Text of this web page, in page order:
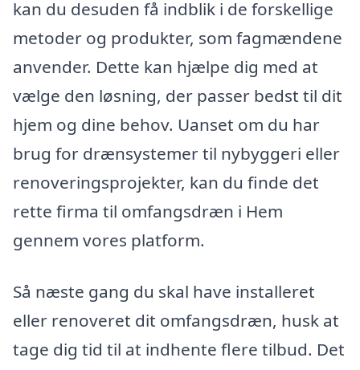
kan du desuden få indblik i de forskellige
metoder og produkter, som fagmændene
anvender. Dette kan hjælpe dig med at
vælge den løsning, der passer bedst til dit
hjem og dine behov. Uanset om du har
brug for drænsystemer til nybyggeri eller
renoveringsprojekter, kan du finde det
rette firma til omfangsdræn i Hem
gennem vores platform.
Så næste gang du skal have installeret
eller renoveret dit omfangsdræn, husk at
tage dig tid til at indhente flere tilbud. Det